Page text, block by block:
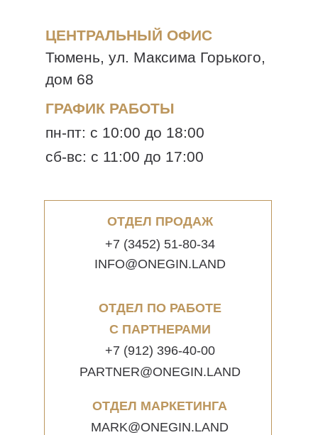
ОТДЕЛ ПРОДАЖ
INFO@ONEGIN.LAND
+7 (3452) 51-80-34
ОТДЕЛ ПО РАБОТЕ
С ПАРТНЕРАМИ
PARTNER@ONEGIN.LAND
+7 (912) 396-40-00
ОТДЕЛ МАРКЕТИНГА
MARK@ONEGIN.LAND
ЦЕНТРАЛЬНЫЙ ОФИС
Тюмень, ул. Максима Горького,
дом 68
ГРАФИК РАБОТЫ
пн-пт: с 10:00 до 18:00
сб-вс: с 11:00 до 17:00